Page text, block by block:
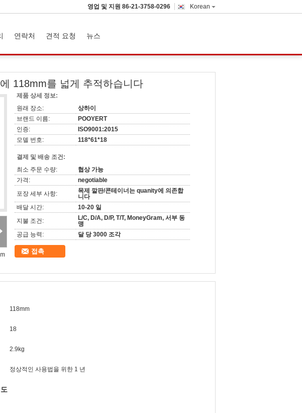
Korean
영업 및 지원 86-21-3758-0296
연락처 견적 요청 뉴스
118mm를 넓게 추적하습니다
제품 상세 정보:
원래 장소:
상하이
브랜드 이름:
POOYERT
인증:
ISO9001:2015
모델 번호:
118*61*18
결제 및 배송 조건:
최소 주문 수량:
협상 가능
가격:
negotiable
포장 세부 사항:
목제 깔판/콘테이너는 quanity에 의존합
니다
배달 시간:
10-20 일
지불 조건:
L/C, D/A, D/P, T/T, MoneyGram, 서부 동
맹
공급 능력:
달 당 3000 조각
접촉
118mm
18
2.9kg
정상적인 사용법을 위한 1 년